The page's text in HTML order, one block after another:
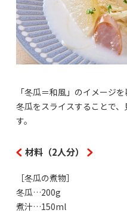
「冬瓜＝和風」のイメージ
冬瓜をスライスすることで
す。
材料（2人分）
［冬瓜の煮物］
冬瓜…200g
煮汁…150ml